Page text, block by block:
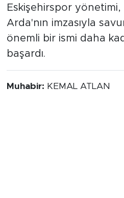
Eskişehirspor
Arda'nın imzasıyla
önemli bir ismi daha
başardı.
Muhabir: KEMAL ATLAN